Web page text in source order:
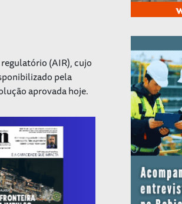
(AIR), cujo
pela
aprovada hoje.